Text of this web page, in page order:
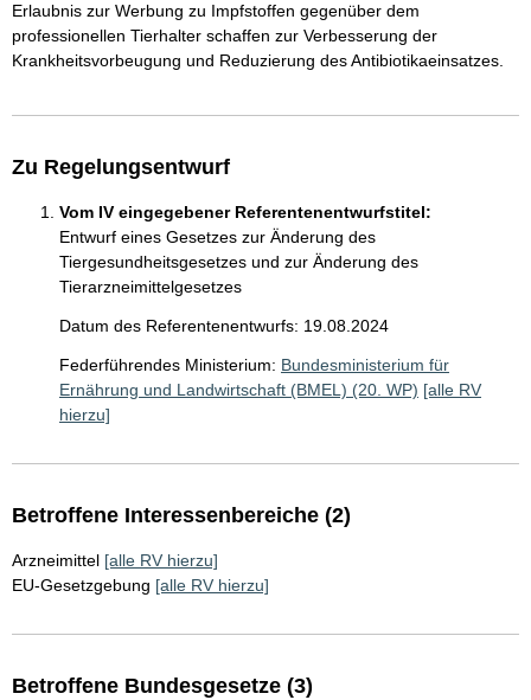
Erlaubnis zur Werbung zu Impfstoffen gegenüber dem
professionellen Tierhalter schaffen zur Verbesserung der
Krankheitsvorbeugung und Reduzierung des Antibiotikaeinsatzes.
Zu Regelungsentwurf
Vom IV eingegebener Referentenentwurfstitel:
Entwurf eines Gesetzes zur Änderung des
Tiergesundheitsgesetzes und zur Änderung des
Tierarzneimittelgesetzes
Datum des Referentenentwurfs: 19.08.2024
Federführendes Ministerium: Bundesministerium für
Ernährung und Landwirtschaft (BMEL) (20. WP) [alle RV
hierzu]
Betroffene Interessenbereiche (2)
Arzneimittel [alle RV hierzu]
EU-Gesetzgebung [alle RV hierzu]
Betroffene Bundesgesetze (3)